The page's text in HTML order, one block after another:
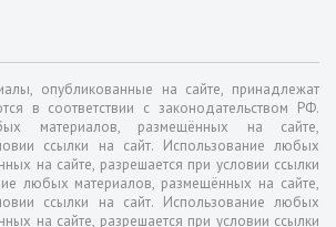
опубликованные на сайте, принадлежат
в соответствии с законодательством РФ.
материалов, размещённых на сайте,
ссылки на сайт. Использование любых
на сайте, разрешается при условии ссылки
любых материалов, размещённых на сайте,
ссылки на сайт. Использование любых
на сайте, разрешается при условии ссылки